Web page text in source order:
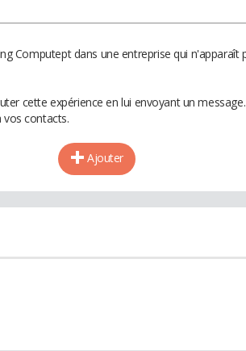
Computept dans une entreprise qui n'apparaît
cette expérience en lui envoyant un
contacts.
Ajouter